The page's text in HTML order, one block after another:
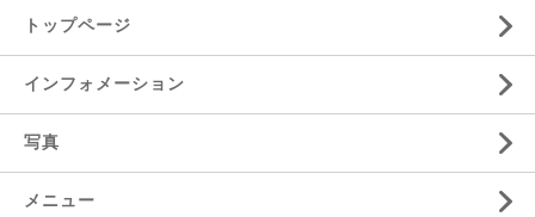
トップページ
インフォメーション
写真
メニュー